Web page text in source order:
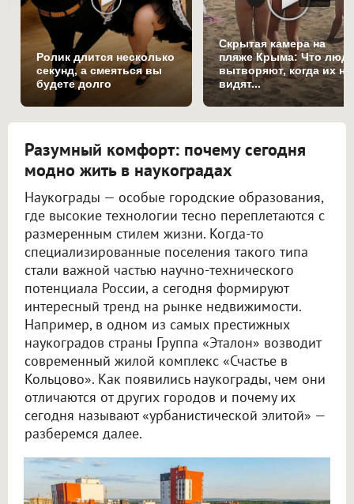
Ролик длится несколько
секунд, а смеяться вы
будете долго
Скрытая камера на
пляже Крыма: Что
вытворяют, когда их не
видят...
Разумный комфорт: почему сегодня
модно жить в наукоградах
Наукограды — особые городские образования,
где высокие технологии тесно переплетаются с
размеренным стилем жизни. Когда-то
специализированные поселения такого типа
стали важной частью научно-технического
потенциала России, а сегодня формируют
интересный тренд на рынке недвижимости.
Например, в одном из самых престижных
наукоградов страны Группа «Эталон» возводит
современный жилой комплекс «Счастье в
Кольцово». Как появились наукограды, чем они
отличаются от других городов и почему их
сегодня называют «урбанистической элитой» —
разберемся далее.